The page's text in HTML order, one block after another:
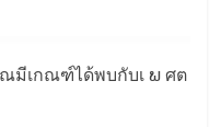
มีเกณฑ์ได้พบกับเ ພ ศต